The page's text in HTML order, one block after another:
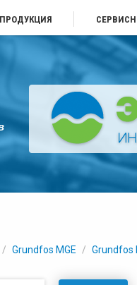
ПРОДУКЦИЯ
/ Grundfos MGE / Grundfos